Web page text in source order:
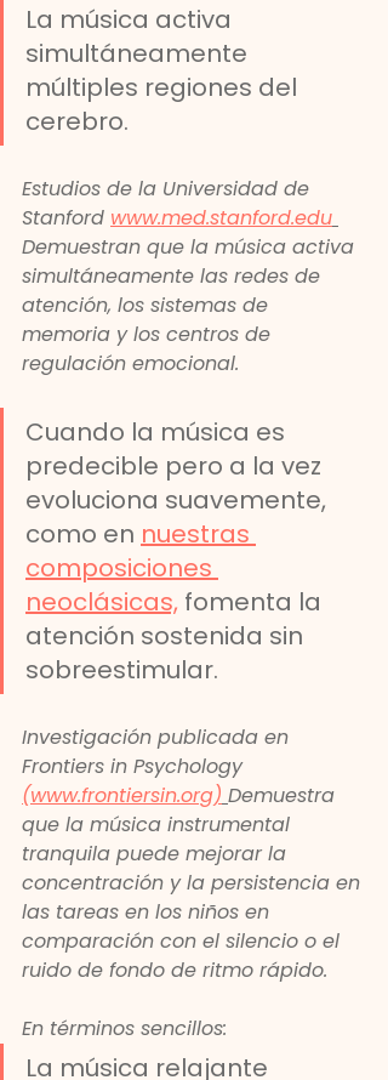
La música activa
simultáneamente
múltiples regiones del
cerebro.
Estudios de la Universidad de
Stanford www.med.stanford.edu
Demuestran que la música activa
simultáneamente las redes de
atención, los sistemas de
memoria y los centros de
regulación emocional.
Cuando la música es
predecible pero a la vez
evoluciona suavemente,
como en nuestras
composiciones
neoclásicas, fomenta la
atención sostenida sin
sobreestimular.
Investigación publicada en
Frontiers in Psychology
(www.frontiersin.org) Demuestra
que la música instrumental
tranquila puede mejorar la
concentración y la persistencia en
las tareas en los niños en
comparación con el silencio o el
ruido de fondo de ritmo rápido.
En términos sencillos:
La música relajante